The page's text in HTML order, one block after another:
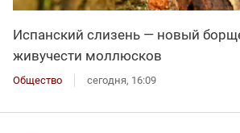
Испанский слизень — новый
живучести моллюсков
Общество сегодня, 16:09